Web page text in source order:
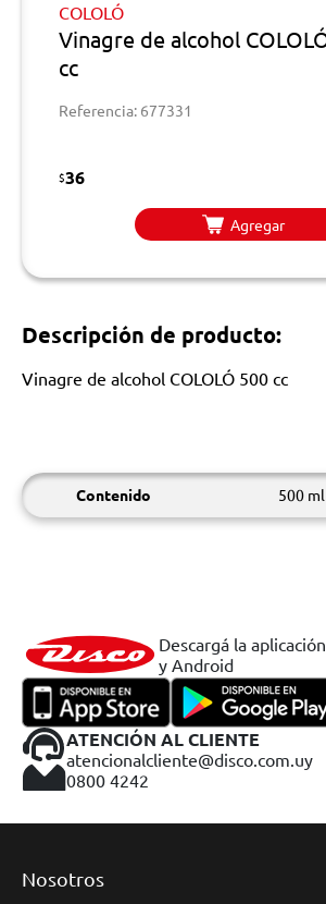
COLOLÓ
Vinagre de alcohol
cc
Referencia: 677331
$36
Agregar
Descripción de producto:
Vinagre de alcohol COLOLÓ 500 cc
Contenido 500 ml
Descargá la
y Android
ATENCIÓN AL CLIENTE
atencionalcliente@disco.com.uy
0800 4242
Nosotros